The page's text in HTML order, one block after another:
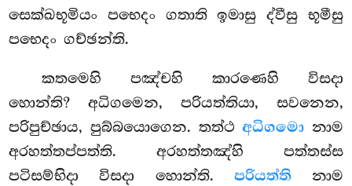
සෙක්ඛභූමියං පභෙදං ගතාති ඉමාසු ද්වීසු භූමීසු
පභෙදං ගච්ඡන්ති.
කතමෙහි පඤ්චහි කාරණෙහි විසදා
හොන්ති? අධිගමෙන, පරියත්තියා, සවනෙන,
පරිපුච්ඡාය, පුබ්බයොගෙන. තත්ථඅධිගමො නාම
අරහත්තප්පත්ති. අරහත්තඤ්හි පත්තස්ස
පටිසම්භිදා විසදා හොන්ති. පරියත්තිනාම